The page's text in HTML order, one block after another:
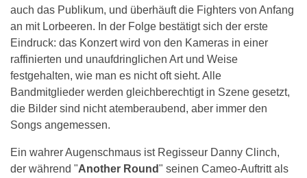
auch das Publikum, und überhäuft die Fighters von Anfang
an mit Lorbeeren. In der Folge bestätigt sich der erste
Eindruck: das Konzert wird von den Kameras in einer
raffinierten und unaufdringlichen Art und Weise
festgehalten, wie man es nicht oft sieht. Alle
Bandmitglieder werden gleichberechtigt in Szene gesetzt,
die Bilder sind nicht atemberaubend, aber immer den
Songs angemessen.
Ein wahrer Augenschmaus ist Regisseur Danny Clinch,
der während "Another Round" seinen Cameo-Auftritt als